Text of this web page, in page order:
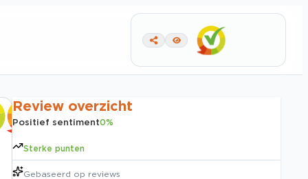
Review overzicht
Positief sentiment0%
Sterke punten
Gebaseerd op reviews